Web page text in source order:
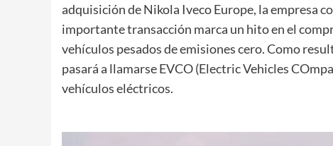
adquisición de Nikola Iveco Europe, la empresa
importante transacción marca un hito en el
vehículos pesados de emisiones cero. Como
pasará a llamarse EVCO (Electric Vehicles
vehículos eléctricos.